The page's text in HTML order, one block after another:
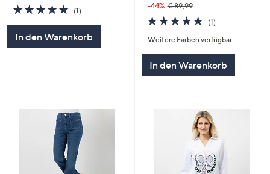
5.0
von
(1)1
In den Warenkorb
-44% € 89,99
5.0
von
5
(1)
Weitere Farben verfügbar
In den Warenkorb